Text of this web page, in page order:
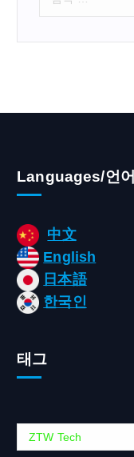
Languages/언어
中文
English
日本語
한국인
태그
ZTW Tech